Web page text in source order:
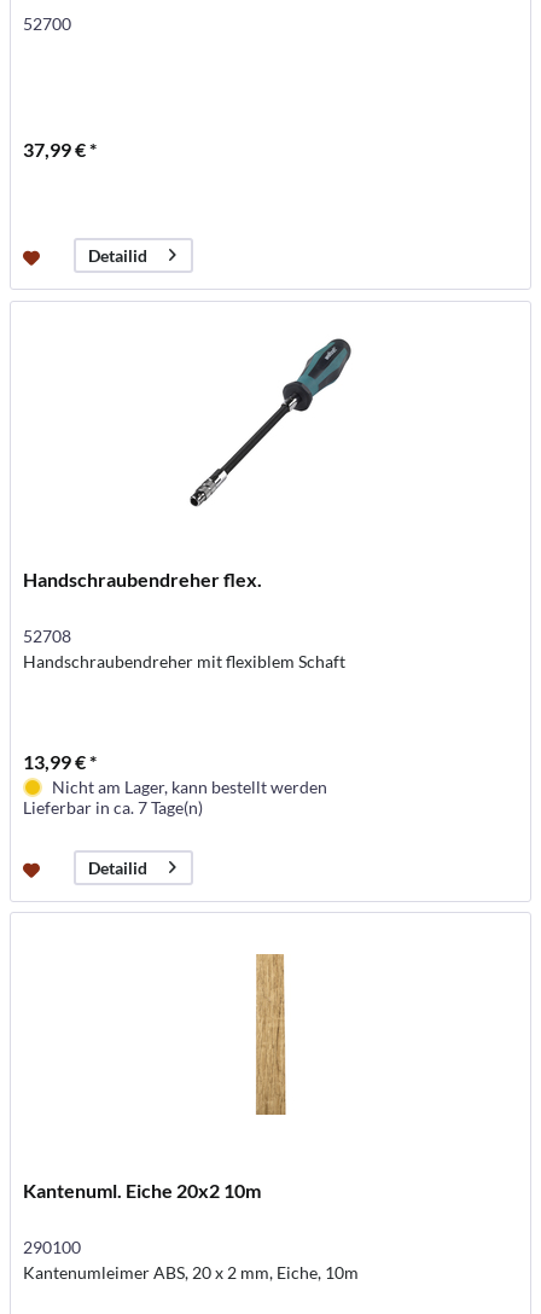
52700
37,99 € *
Detailid
Handschraubendreher flex.
52708
Handschraubendreher mit flexiblem Schaft
13,99 € *
Nicht am Lager, kann bestellt werden
Lieferbar in ca. 7 Tage(n)
Detailid
Kantenuml. Eiche 20x2 10m
290100
Kantenumleimer ABS, 20 x 2 mm, Eiche, 10m